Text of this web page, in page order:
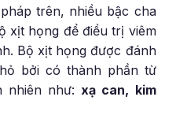
trên, nhiều bậc cha
xịt họng để điều trị viêm
Bộ xịt họng được đánh
bởi có thành phần từ
nhiên như:xạ can, kim